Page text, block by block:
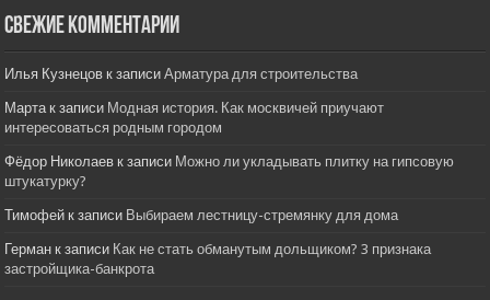
Свежие комментарии
Илья Кузнецов к записиАрматура для строительства
Мартак записи Модная история. Как москвичей приучают
интересоваться родным городом
Фёдор Николаев к записи Можно ли укладывать плитку на гипсовую
штукатурку?
Тимофей к записи Выбираем лестницу-стремянку для дома
Герман к записи Как не стать обманутым дольщиком? 3 признака
застройщика-банкрота